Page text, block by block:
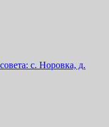
с. Норовка, д.